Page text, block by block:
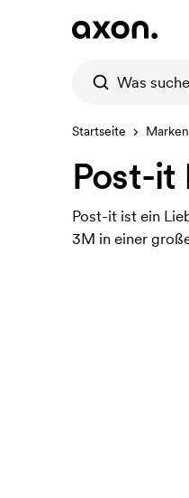
Startseite Marken
Post-it
Post-it ist ein
3M in einer